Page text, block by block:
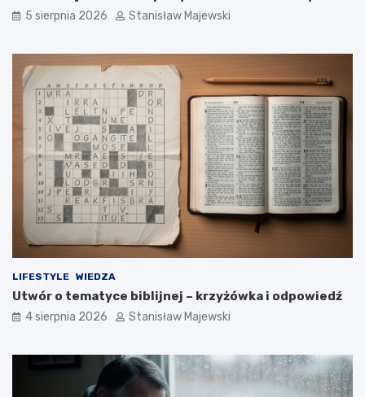
5 sierpnia 2026 Stanisław Majewski
LIFESTYLE WIEDZA
Utwór o tematyce biblijnej – krzyżówka i odpowiedź
4 sierpnia 2026 Stanisław Majewski